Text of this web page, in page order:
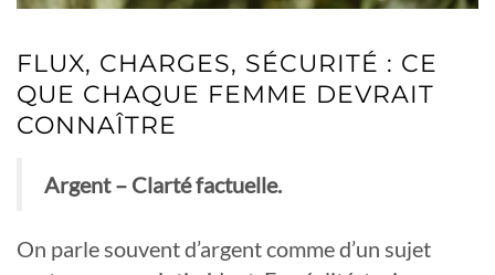
FLUX, CHARGES, SÉCURITÉ : CE
QUE CHAQUE FEMME DEVRAIT
CONNAÎTRE
Argent – Clarté factuelle.
On parle souvent d’argent comme d’un sujet